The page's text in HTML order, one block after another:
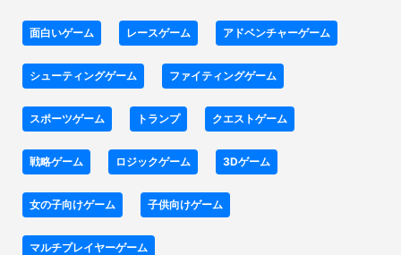
面白いゲーム レースゲーム アドベンチャーゲーム
シューティングゲーム ファイティングゲーム
スポーツゲーム トランプ クエストゲーム
戦略ゲーム ロジックゲーム 3Dゲーム
女の子向けゲーム 子供向けゲーム
マルチプレイヤーゲーム